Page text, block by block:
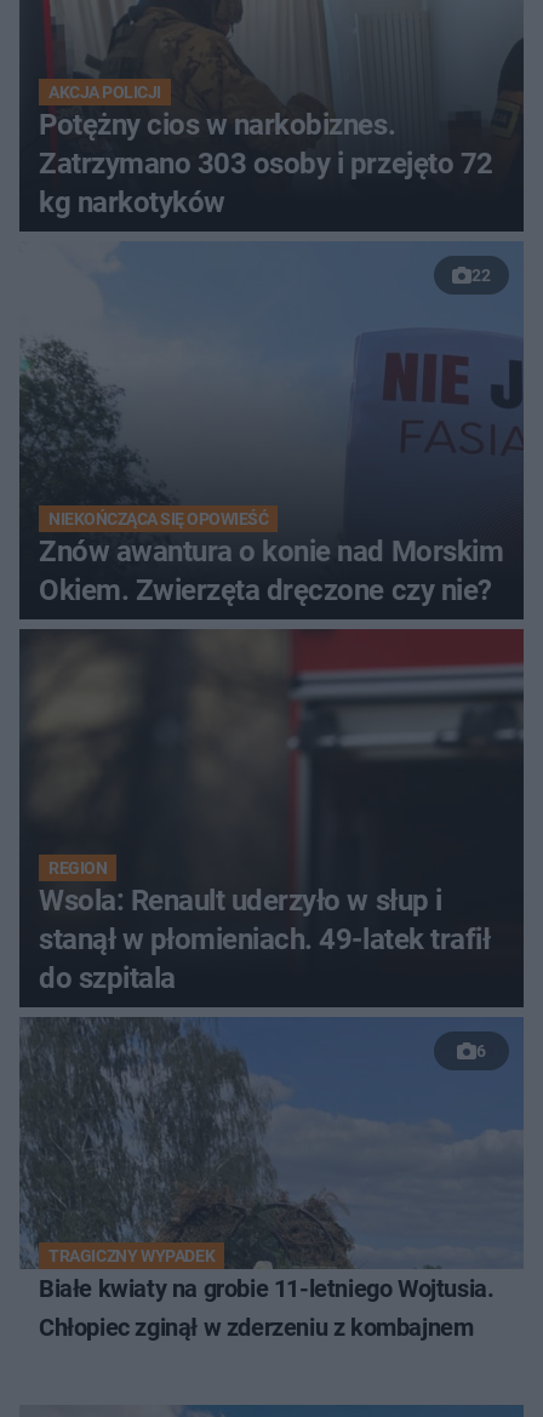
AKCJA POLICJI
Potężny cios w narkobiznes.
Zatrzymano 303 osoby i przejęto 72
kg narkotyków
22
NIEKOŃCZĄCA SIĘ OPOWIEŚĆ
Znów awantura o konie nad Morskim
Okiem. Zwierzęta dręczone czy nie?
REGION
Wsola: Renault uderzyło w słup i
stanął w płomieniach. 49-latek trafił
do szpitala
6
TRAGICZNY WYPADEK
Białe kwiaty na grobie 11-letniego Wojtusia.
Chłopiec zginął w zderzeniu z kombajnem